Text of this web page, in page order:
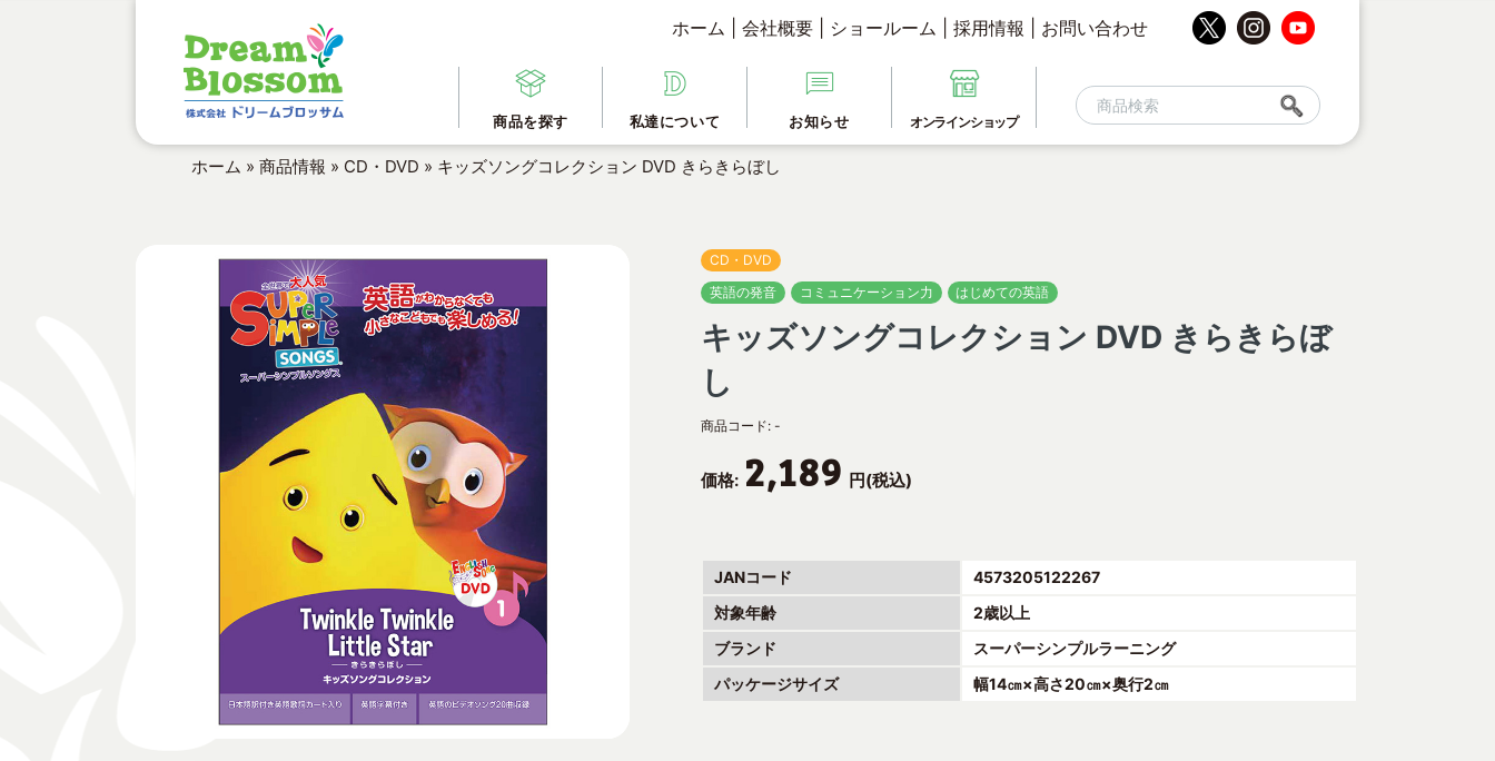
ホーム 会社概要 ショールーム 採用情報 お問い合わせ
商品を探す 私達について お知らせ オンラインショップ
ホーム » 商品情報 » CD・DVD » キッズソングコレクション DVD きらきらぼし
CD・DVD
英語の発音
コミュニケーション力 はじめての英語
キッズソングコレクション DVD きらきらぼ
し
商品コード:-
価格: 2,189 円(税込)
JANコード
4573205122267
対象年齢
2歳以上
ブランド
スーパーシンプルラーニング
パッケージサイズ
幅14㎝×高さ20㎝×奥行2㎝